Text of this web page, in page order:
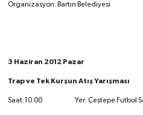
Organizasyon: Bartın Belediyesi
3 Haziran 2012 Pazar
Trap ve Tek Kurşun Atış Yarışması
Saat:10.00 Yer: Çeştepe Futbol